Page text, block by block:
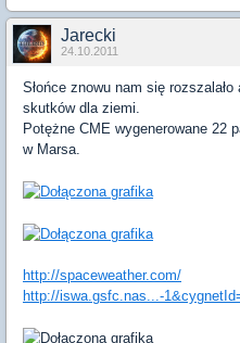
Jarecki
24.10.2011
Słońce znowu nam się
skutków dla ziemi.
Potężne CME wygenerowane 22
w Marsa.
http://spaceweather.com/
http://iswa.gsfc.nas...-